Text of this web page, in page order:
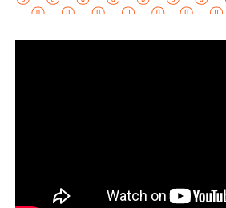
probatoriospara otorgar el arraigo
12 años de la desaparición de los